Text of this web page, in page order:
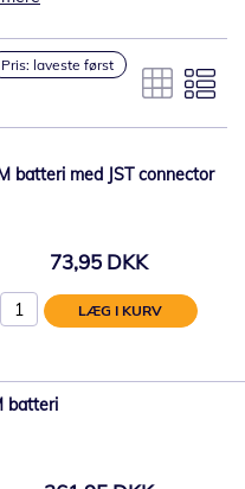
Pris: laveste først
batteri med JST connector
73,95 DKK
LÆG I KURV
batteri